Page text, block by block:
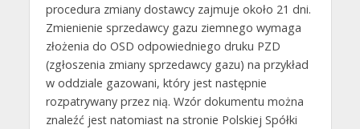
procedura zmiany dostawcy zajmuje około 21 dni.
Zmienienie sprzedawcy gazu ziemnego wymaga
złożenia do OSD odpowiedniego druku PZD
(zgłoszenia zmiany sprzedawcy gazu) na przykład
w oddziale gazowani, który jest następnie
rozpatrywany przez nią. Wzór dokumentu można
znaleźć jest natomiast na stronie Polskiej Spółki